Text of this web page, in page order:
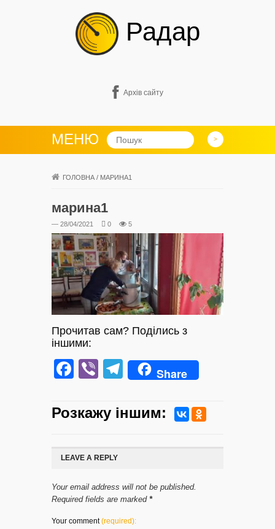
Радар
Архів сайту
МЕНЮ
ГОЛОВНА / МАРИНА1
марина1
— 28/04/2021 0 5
Прочитав сам? Поділись з
іншими:
Facebook
ViberTelegram
Share
Розкажу iншим:
LEAVE A REPLY
Your email address will not be published.
Required fields are marked *
Your comment(required):